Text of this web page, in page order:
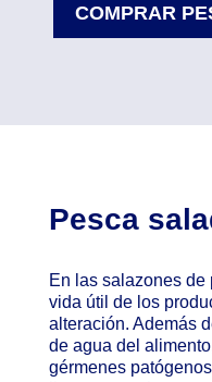
COMPRAR
Pesca
En las salazones de
vida útil de los
alteración. Además
de agua del
gérmenes